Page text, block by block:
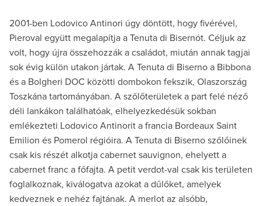
2001-ben Lodovico Antinori úgy döntött, hogy fivérével,
Pieroval együtt megalapítja a Tenuta di Bisernót. Céljuk az
volt, hogy újra összehozzák a családot, miután annak tagjai
sok évig külön utakon jártak. A Tenuta di Biserno a Bibbona
és a Bolgheri DOC közötti dombokon fekszik, Olaszország
Toszkána tartományában. A szőlőterületek a part felé néző
déli lankákon találhatóak, elhelyezkedésük sokban
emlékezteti Lodovico Antinorit a francia Bordeaux Saint
Emilion és Pomerol régióira. A Tenuta di Biserno szőlőinek
csak kis részét alkotja cabernet sauvignon, ehelyett a
cabernet franc a főfajta. A petit verdot-val csak kis területen
foglalkoznak, kiválogatva azokat a dűlőket, amelyek
kedveznek e nehéz fajtának. A merlot az alsóbb,